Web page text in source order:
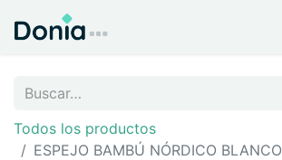
Todos los productos
ESPEJO BAMBÚ NÓRDICO BLANCO